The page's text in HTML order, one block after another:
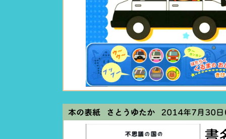
本の表紙 さとうゆたか2014年7月30日
書